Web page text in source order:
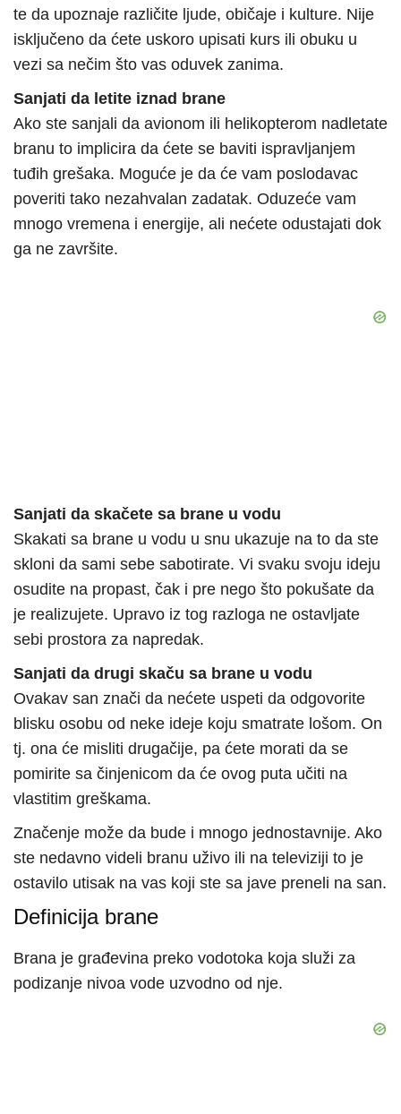
te da upoznaje različite ljude, običaje i kulture. Nije
isključeno da ćete uskoro upisati kurs ili obuku u
vezi sa nečim što vas oduvek zanima.
Sanjati da letite iznad brane
Ako ste sanjali da avionom ili helikopterom nadletate
branu to implicira da ćete se baviti ispravljanjem
tuđih grešaka. Moguće je da će vam poslodavac
poveriti tako nezahvalan zadatak. Oduzeće vam
mnogo vremena i energije, ali nećete odustajati dok
ga ne završite.
Sanjati da skačete sa brane u vodu
Skakati sa brane u vodu u snu ukazuje na to da ste
skloni da sami sebe sabotirate. Vi svaku svoju ideju
osudite na propast, čak i pre nego što pokušate da
je realizujete. Upravo iz tog razloga ne ostavljate
sebi prostora za napredak.
Sanjati da drugi skaču sa brane u vodu
Ovakav san znači da nećete uspeti da odgovorite
blisku osobu od neke ideje koju smatrate lošom. On
tj. ona će misliti drugačije, pa ćete morati da se
pomirite sa činjenicom da će ovog puta učiti na
vlastitim greškama.
Značenje može da bude i mnogo jednostavnije. Ako
ste nedavno videli branu uživo ili na televiziji to je
ostavilo utisak na vas koji ste sa jave preneli na san.
Definicija brane
Brana je građevina preko vodotoka koja služi za
podizanje nivoa vode uzvodno od nje.